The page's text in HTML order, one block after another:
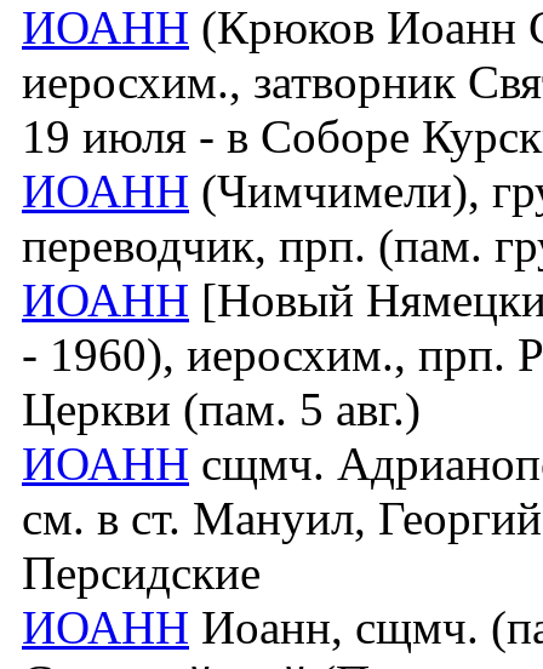
ИОАНН (Крюков Иоанн
иеросхим., затворник
19 июля - в Соборе
ИОАНН (Чимчимели),
переводчик, прп. (пам.
ИОАНН [Новый
- 1960), иеросхим., прп.
Церкви (пам. 5 авг.)
ИОАНН сщмч.
см. в ст. Мануил,
Персидские
ИОАНН Иоанн, сщмч.